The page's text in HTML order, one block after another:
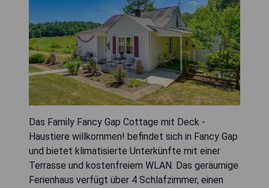
Das Family Fancy Gap Cottage mit Deck -
Haustiere willkommen! befindet sich in Fancy Gap
und bietet klimatisierte Unterkünfte mit einer
Terrasse und kostenfreiem WLAN. Das geräumige
Ferienhaus verfügt über 4 Schlafzimmer, einen